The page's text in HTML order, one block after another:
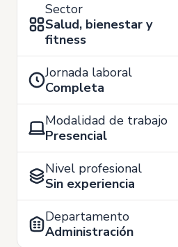
Sector
Salud, bienestar y
fitness
Jornada laboral
Completa
Modalidad de trabajo
Presencial
Nivel profesional
Sin experiencia
Departamento
Administración